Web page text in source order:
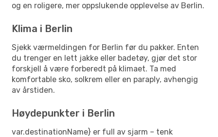
og en roligere, mer oppslukende opplevelse av Berlin.
Klima i Berlin
Sjekk værmeldingen for Berlin før du pakker. Enten
du trenger en lett jakke eller badetøy, gjør det stor
forskjell å være forberedt på klimaet. Ta med
komfortable sko, solkrem eller en paraply, avhengig
av årstiden.
Høydepunkter i Berlin
var.destinationName} er full av sjarm – tenk